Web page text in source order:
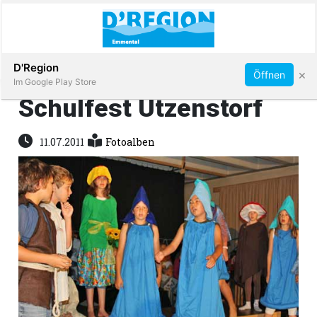
Immobilien
Veranstaltungen
Stellen
E-
Paper
App
Abonnieren
Schulfest Utzenstorf
11.07.2011 Fotoalben
D'Region
Im Google Play Store
Öffnen ×